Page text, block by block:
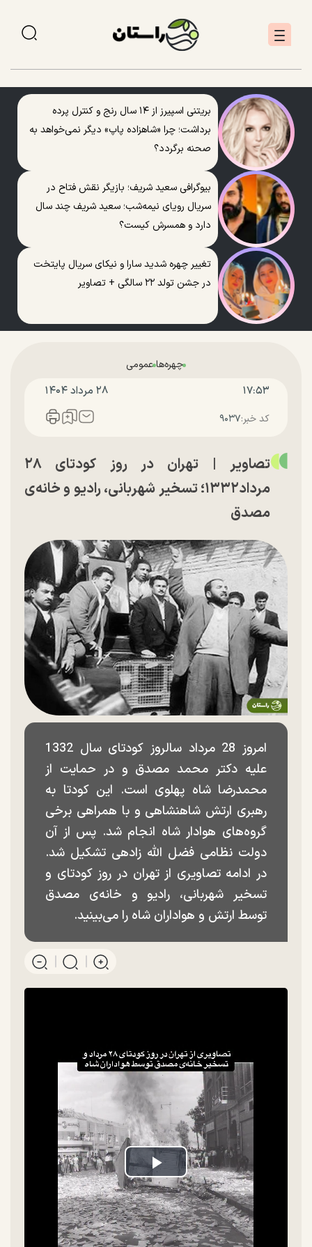
بریتنی اسپیرز از ۱۴ سال رنج و کنترل پرده
برداشت؛ چرا «شاهزاده پاپ» دیگر نمی‌خواهد به
صحنه برگردد؟
بیوگرافی سعید شریف؛ بازیگر نقش فتاح در
سریال رویای نیمه‌شب؛ سعید شریف چند سال
دارد و همسرش کیست؟
تغییر چهره شدید سارا و نیکای سریال پایتخت
در جشن تولد ۲۲ سالگی + تصاویر
چهره‌هاعمومی
۱۷:۵۳ ۲۸ مرداد ۱۴۰۴
کد خبر:۹۰۳۷
تصاویر | تهران در روز کودتای ۲۸
مرداد۱۳۳۲؛ تسخیر شهربانی، رادیو و خانه‌ی
مصدق
امروز 28 مرداد سالروز کودتای سال 1332
علیه دکتر محمد مصدق و در حمایت از
محمدرضا شاه پهلوی است. این کودتا به
رهبری ارتش شاهنشاهی و با همراهی برخی
گروه‌های هوادار شاه انجام شد. پس از آن
دولت نظامی فضل الله زادهی تشکیل شد.
در ادامه تصاویری از تهران در روز کودتای و
تسخیر شهربانی، رادیو و خانه‌ی مصدق
توسط ارتش و هواداران شاه را می‌بینید.
Play
Video